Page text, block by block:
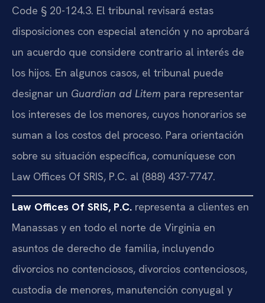
Code § 20-124.3. El tribunal revisará estas
disposiciones con especial atención y no aprobará
un acuerdo que considere contrario al interés de
los hijos. En algunos casos, el tribunal puede
designar un Guardian ad Litem para representar
los intereses de los menores, cuyos honorarios se
suman a los costos del proceso. Para orientación
sobre su situación específica, comuníquese con
Law Offices Of SRIS, P.C. al (888) 437-7747.
Law Offices Of SRIS, P.C. representa a clientes en
Manassas y en todo el norte de Virginia en
asuntos de derecho de familia, incluyendo
divorcios no contenciosos, divorcios contenciosos,
custodia de menores, manutención conyugal y